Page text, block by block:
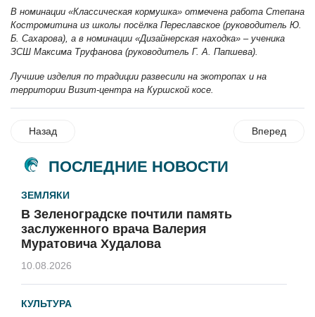
В номинации «Классическая кормушка» отмечена работа Степана
Костромитина из школы посёлка Переславское (руководитель Ю.
Б. Сахарова), а в номинации «Дизайнерская находка» – ученика
ЗСШ Максима Труфанова (руководитель Г. А. Папшева).
Лучшие изделия по традиции развесили на экотропах и на
территории Визит-центра на Куршской косе.
Назад Вперед
ПОСЛЕДНИЕ НОВОСТИ
ЗЕМЛЯКИ
В Зеленоградске почтили память
заслуженного врача Валерия
Муратовича Худалова
10.08.2026
КУЛЬТУРА